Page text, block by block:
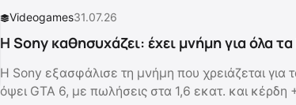
Videogames31.07.26
Η Sony καθησυχάζει: έχει μνήμη για όλα
Η Sony εξασφάλισε τη μνήμη που χρειάζεται για
όψει GTA 6, με πωλήσεις στα 1,6 εκατ. και κέρδη